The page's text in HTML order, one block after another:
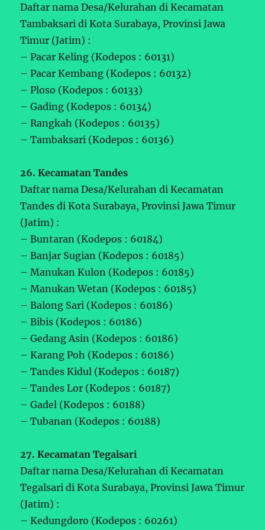
Daftar nama Desa/Kelurahan di Kecamatan
Tambaksari di Kota Surabaya, Provinsi Jawa
Timur (Jatim) :
– Pacar Keling (Kodepos : 60131)
– Pacar Kembang (Kodepos : 60132)
– Ploso (Kodepos : 60133)
– Gading (Kodepos : 60134)
– Rangkah (Kodepos : 60135)
– Tambaksari (Kodepos : 60136)
26. Kecamatan Tandes
Daftar nama Desa/Kelurahan di Kecamatan
Tandes di Kota Surabaya, Provinsi Jawa Timur
(Jatim) :
– Buntaran (Kodepos : 60184)
– Banjar Sugian (Kodepos : 60185)
– Manukan Kulon (Kodepos : 60185)
– Manukan Wetan (Kodepos : 60185)
– Balong Sari (Kodepos : 60186)
– Bibis (Kodepos : 60186)
– Gedang Asin (Kodepos : 60186)
– Karang Poh (Kodepos : 60186)
– Tandes Kidul (Kodepos : 60187)
– Tandes Lor (Kodepos : 60187)
– Gadel (Kodepos : 60188)
– Tubanan (Kodepos : 60188)
27. Kecamatan Tegalsari
Daftar nama Desa/Kelurahan di Kecamatan
Tegalsari di Kota Surabaya, Provinsi Jawa Timur
(Jatim) :
– Kedungdoro (Kodepos : 60261)